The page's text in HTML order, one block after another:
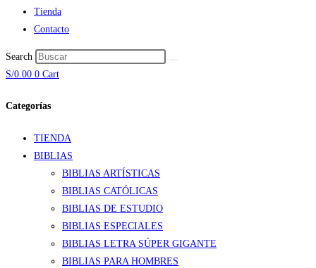
Tienda
Contacto
Search
S/0.00 0 Cart
Categorías
TIENDA
BIBLIAS
BIBLIAS ARTÍSTICAS
BIBLIAS CATÓLICAS
BIBLIAS DE ESTUDIO
BIBLIAS ESPECIALES
BIBLIAS LETRA SÚPER GIGANTE
BIBLIAS PARA HOMBRES